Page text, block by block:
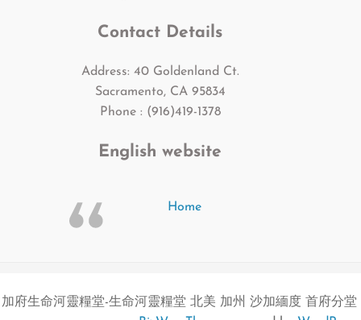
Contact Details
Address: 40 Goldenland Ct.
Sacramento, CA 95834
Phone : (916)419-1378
English website
Home
加府生命河靈糧堂-生命河靈糧堂 北美 加州 沙加緬度 首府分堂